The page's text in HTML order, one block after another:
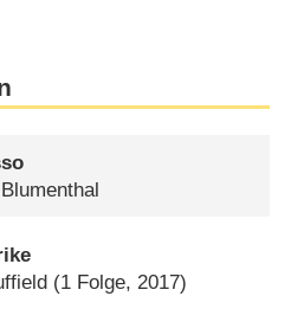
(1 Folge, 2017)